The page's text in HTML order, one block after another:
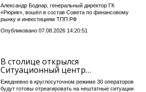
Александр Боднар, генеральный директор ГК
«Рюрик», вошёл в состав Совета по финансовому
рынку и инвестициям ТПП РФ
Опубликовано 07.08.2026 14:20:51
В столице открылся
Ситуационный центр…
Ежедневно в круглосуточном режиме 30 операторов
будут готовы отреагировать на нештатные ситуации